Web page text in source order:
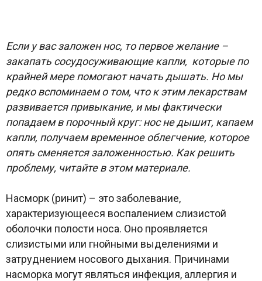
Если у вас заложен нос, то первое желание –
закапать сосудосуживающие капли, которые по
крайней мере помогают начать дышать. Но мы
редко вспоминаем о том, что к этим лекарствам
развивается привыкание, и мы фактически
попадаем в порочный круг: нос не дышит, капаем
капли, получаем временное облегчение, которое
опять сменяется заложенностью. Как решить
проблему, читайте в этом материале.
Насморк (ринит) – это заболевание,
характеризующееся воспалением слизистой
оболочки полости носа. Оно проявляется
слизистыми или гнойными выделениями и
затруднением носового дыхания. Причинами
насморка могут являться инфекция, аллергия и